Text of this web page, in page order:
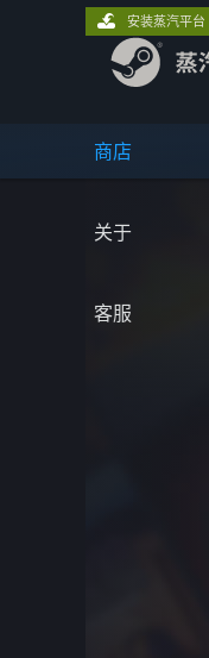
商店
关于
客服
安装蒸汽平台